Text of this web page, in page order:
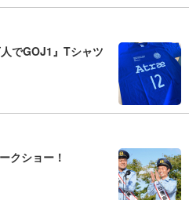
でGOJ1』Tシャツ
クショー！